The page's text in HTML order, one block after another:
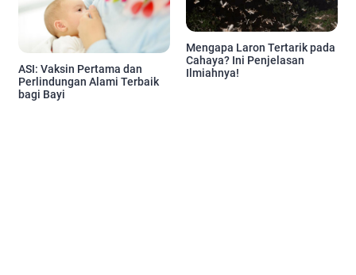
ASI: Vaksin Pertama dan
Perlindungan Alami Terbaik
bagi Bayi
Mengapa Laron Tertarik pada
Cahaya? Ini Penjelasan
Ilmiahnya!